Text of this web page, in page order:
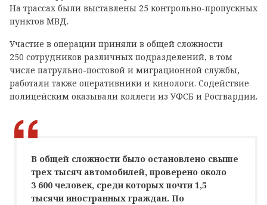
На трассах были выставлены 25 контрольно-пропускных
пунктов МВД.
Участие в операции приняли в общей сложности
250 сотрудников различных подразделений, в том
числе патрульно-постовой и миграционной службы,
работали также оперативники и кинологи. Содействие
полицейским оказывали коллеги из УФСБ и Росгвардии.
В общей сложности было остановлено свыше
трех тысяч автомобилей, проверено около
3 600 человек, среди которых почти 1,5
тысячи иностранных граждан. По